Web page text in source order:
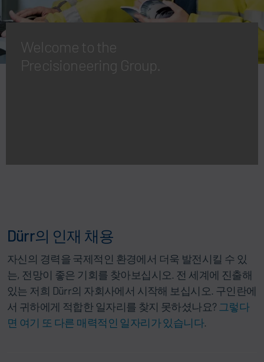
Welcome to the
Precisioneering Group.
Dürr의 인재 채용
자신의 경력을 국제적인 환경에서 더욱 발전시킬 수 있
는, 전망이 좋은 기회를 찾아보십시오. 전 세계에 진출해
있는 저희 Dürr의 자회사에서 시작해 보십시오. 구인란에
서 귀하에게 적합한 일자리를 찾지 못하셨나요? 그렇다
면 여기 또 다른 매력적인 일자리가 있습니다.